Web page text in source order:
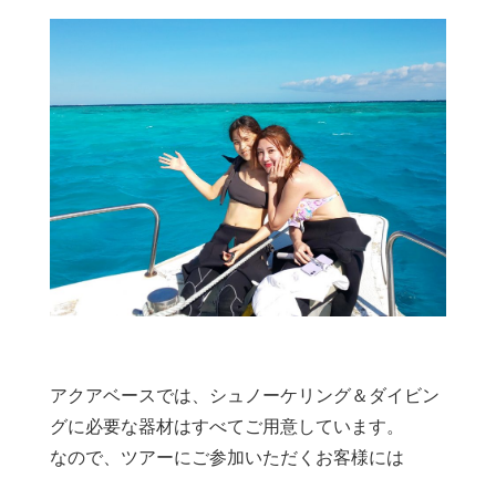
アクアベースでは、シュノーケリング＆ダイビン
グに必要な器材はすべてご用意しています。
なので、ツアーにご参加いただくお客様には